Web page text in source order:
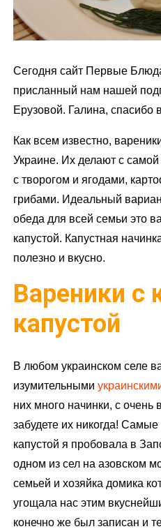
Сегодня сайт Первые
присланный нам нашей
Ерузовой. Галина, спасибо
Как всем известно,
Украине. Их делают с
с творогом и ягодами,
грибами. Идеальный
обеда для всей семьи это
капустой. Капустная
полезно и вкусно.
Вареники с
капустой
В любом украинском селе
изумительными
них много начинки, с
забудете их никогда!
капустой я пробовала в
одном из сел на азовском
семьей и хозяйка домика
угощала нас этим
конечно же был записан и